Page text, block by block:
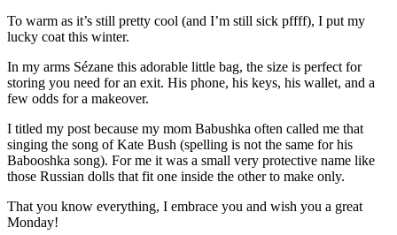
To warm as it’s still pretty cool (and I’m still sick pffff), I put my
lucky coat this winter.
In my arms Sézane this adorable little bag, the size is perfect for
storing you need for an exit. His phone, his keys, his wallet, and a
few odds for a makeover.
I titled my post because my mom Babushka often called me that
singing the song of Kate Bush (spelling is not the same for his
Babooshka song). For me it was a small very protective name like
those Russian dolls that fit one inside the other to make only.
That you know everything, I embrace you and wish you a great
Monday!